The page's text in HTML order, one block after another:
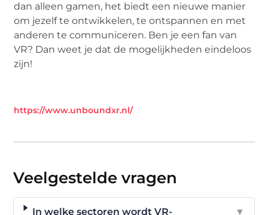
dan alleen gamen, het biedt een nieuwe manier
om jezelf te ontwikkelen, te ontspannen en met
anderen te communiceren. Ben je een fan van
VR? Dan weet je dat de mogelijkheden eindeloos
zijn!
https://www.unboundxr.nl/
Veelgestelde vragen
In welke sectoren wordt VR- ▼